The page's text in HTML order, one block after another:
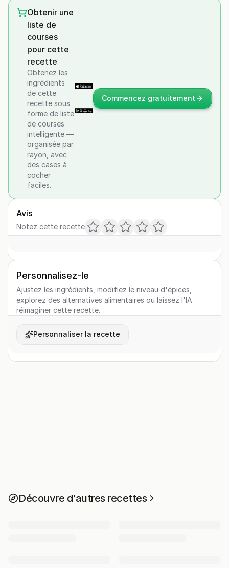
Obtenir une
liste de
courses
pour cette
recette
Obtenez les
ingrédients
de cette
recette sous
forme de liste
de courses
intelligente —
organisée par
rayon, avec
des cases à
cocher
faciles.
Commencez gratuitement
Avis
Notez cette recette
Personnalisez-le
Ajustez les ingrédients, modifiez le niveau d'épices,
explorez des alternatives alimentaires ou laissez l'IA
réimaginer cette recette.
Personnaliser la recette
Découvre d'autres recettes